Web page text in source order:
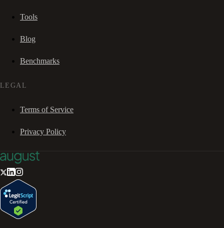
Tools
Blog
Benchmarks
LEGAL
Terms of Service
Privacy Policy